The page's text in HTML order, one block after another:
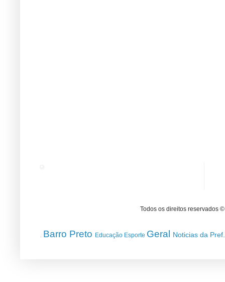
Todos os direitos reservados
Barro Preto Educação Esporte Geral Noticias da